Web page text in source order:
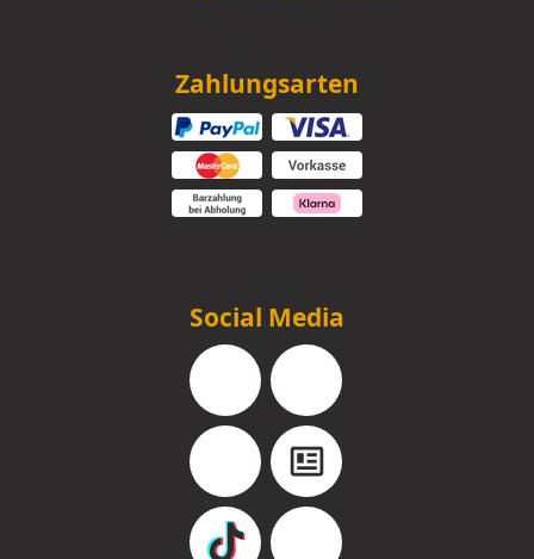
Zahlungsarten
Social Media
Facebook Instagram
YouTube Blog
TikTok Pinterest